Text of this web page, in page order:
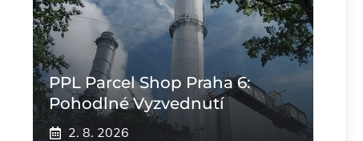
PPL Parcel Shop Praha 6:
Pohodlné Vyzvednutí
2. 8. 2026